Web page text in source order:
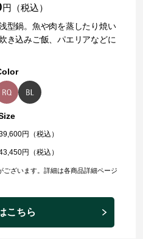
円（税込）
型鍋。魚や肉を蒸したり焼い
き込みご飯、パエリアなどに
円（税込）
円（税込）
ざいます。詳細は各商品詳細ページ
こちら